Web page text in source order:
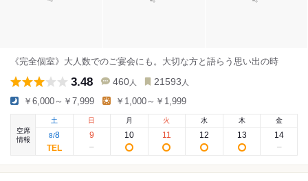
《完全個室》大人数でのご宴会にも。大切な方と語らう思い出の時
3.48 460 人 21593 人
￥6,000～￥7,999 ￥1,000～￥1,999
空席
情報
土
8/8
日
9
月
10
火
11
水
12
木
13
金
14